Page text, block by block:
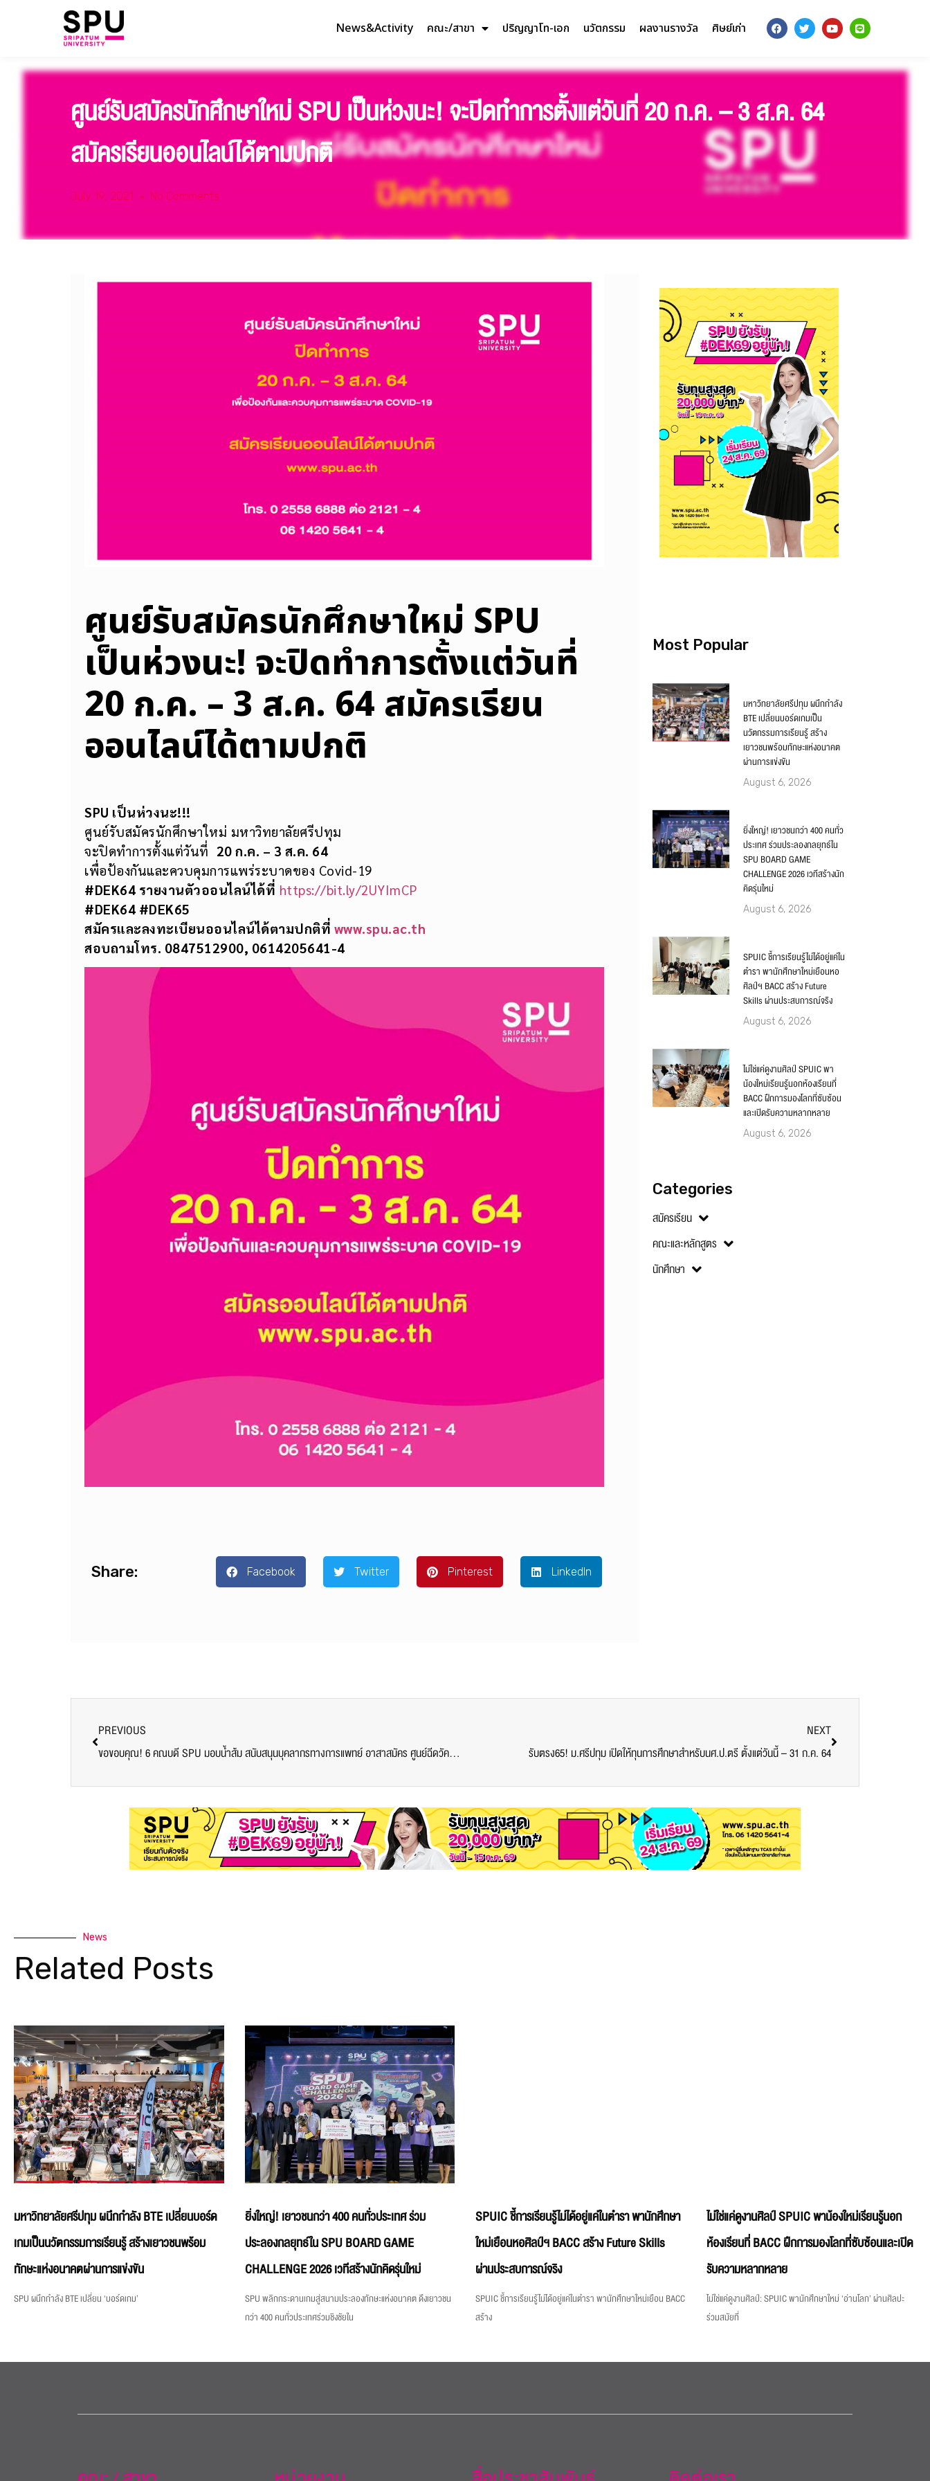
News&Activity คณะ/สาขา ปริญญาโท-เอก นวัตกรรม ผลงานรางวัล ศิษย์เก่า
ศูนย์รับสมัครนักศึกษาใหม่ SPU เป็นห่วงนะ! จะปิดทำการตั้งแต่วันที่ 20 ก.ค. – 3 ส.ค. 64
สมัครเรียนออนไลน์ได้ตามปกติ
July 19, 2021 No Comments
ศูนย์รับสมัครนักศึกษาใหม่ SPU
เป็นห่วงนะ! จะปิดทำการตั้งแต่วันที่
20 ก.ค. – 3 ส.ค. 64 สมัครเรียน
ออนไลน์ได้ตามปกติ
SPU เป็นห่วงนะ!!!
ศูนย์รับสมัครนักศึกษาใหม่ มหาวิทยาลัยศรีปทุม
จะปิดทำการตั้งแต่วันที่ 20 ก.ค. – 3 ส.ค. 64
เพื่อป้องกันและควบคุมการแพร่ระบาดของ Covid-19
#DEK64 รายงานตัวออนไลน์ได้ที่ https://bit.ly/2UYImCP
#DEK64 #DEK65
สมัครและลงทะเบียนออนไลน์ได้ตามปกติที่ www.spu.ac.th
สอบถามโทร. 0847512900, 0614205641-4
Share: Facebook Twitter Pinterest LinkedIn
Most Popular
มหาวิทยาลัยศรีปทุม ผนึกกำลัง
BTE เปลี่ยนบอร์ดเกมเป็น
นวัตกรรมการเรียนรู้ สร้าง
เยาวชนพร้อมทักษะแห่งอนาคต
ผ่านการแข่งขัน
August 6, 2026
ยิ่งใหญ่! เยาวชนกว่า 400 คนทั่ว
ประเทศ ร่วมประลองกลยุทธ์ใน
SPU BOARD GAME
CHALLENGE 2026 เวทีสร้างนัก
คิดรุ่นใหม่
August 6, 2026
SPUIC ชี้การเรียนรู้ไม่ได้อยู่แค่ใน
ตำรา พานักศึกษาใหม่เยือนหอ
ศิลป์ฯ BACC สร้าง Future
Skills ผ่านประสบการณ์จริง
August 6, 2026
ไม่ใช่แค่ดูงานศิลป์ SPUIC พา
น้องใหม่เรียนรู้นอกห้องเรียนที่
BACC ฝึกการมองโลกที่ซับซ้อน
และเปิดรับความหลากหลาย
August 6, 2026
Categories
สมัครเรียน
คณะและหลักสูตร
นักศึกษา
PREVIOUS
ขอขอบคุณ! 6 คณบดี SPU มอบน้ำส้ม สนับสนุนบุคลากรทางการแพทย์ อาสาสมัคร ศูนย์ฉีดวัคซีนมหาวิทยาลัยศรีปทุม
NEXT
รับตรง65! ม.ศรีปทุม เปิดให้ทุนการศึกษาสำหรับนศ.ป.ตรี ตั้งแต่วันนี้ – 31 ก.ค. 64
News
Related Posts
มหาวิทยาลัยศรีปทุม ผนึกกำลัง BTE เปลี่ยนบอร์ด
เกมเป็นนวัตกรรมการเรียนรู้ สร้างเยาวชนพร้อม
ทักษะแห่งอนาคตผ่านการแข่งขัน
SPU ผนึกกำลัง BTE เปลี่ยน ‘บอร์ดเกม’
ยิ่งใหญ่! เยาวชนกว่า 400 คนทั่วประเทศ ร่วม
ประลองกลยุทธ์ใน SPU BOARD GAME
CHALLENGE 2026 เวทีสร้างนักคิดรุ่นใหม่
SPU พลิกกระดานเกมสู่สนามประลองทักษะแห่งอนาคต ดึงเยาวชน
กว่า 400 คนทั่วประเทศร่วมชิงชัยใน
SPUIC ชี้การเรียนรู้ไม่ได้อยู่แค่ในตำรา พานักศึกษา
ใหม่เยือนหอศิลป์ฯ BACC สร้าง Future Skills
ผ่านประสบการณ์จริง
SPUIC ชี้การเรียนรู้ไม่ได้อยู่แค่ในตำรา พานักศึกษาใหม่เยือน BACC
สร้าง
ไม่ใช่แค่ดูงานศิลป์ SPUIC พาน้องใหม่เรียนรู้นอก
ห้องเรียนที่ BACC ฝึกการมองโลกที่ซับซ้อนและเปิด
รับความหลากหลาย
ไม่ใช่แค่ดูงานศิลป์: SPUIC พานักศึกษาใหม่ ‘อ่านโลก’ ผ่านศิลปะ
ร่วมสมัยที่